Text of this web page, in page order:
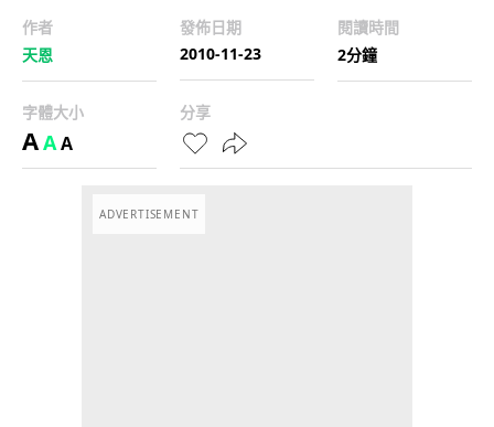
作者
天恩
發佈日期
2010-11-23
閱讀時間
2分鐘
字體大小
AAA
分享
ADVERTISEMENT